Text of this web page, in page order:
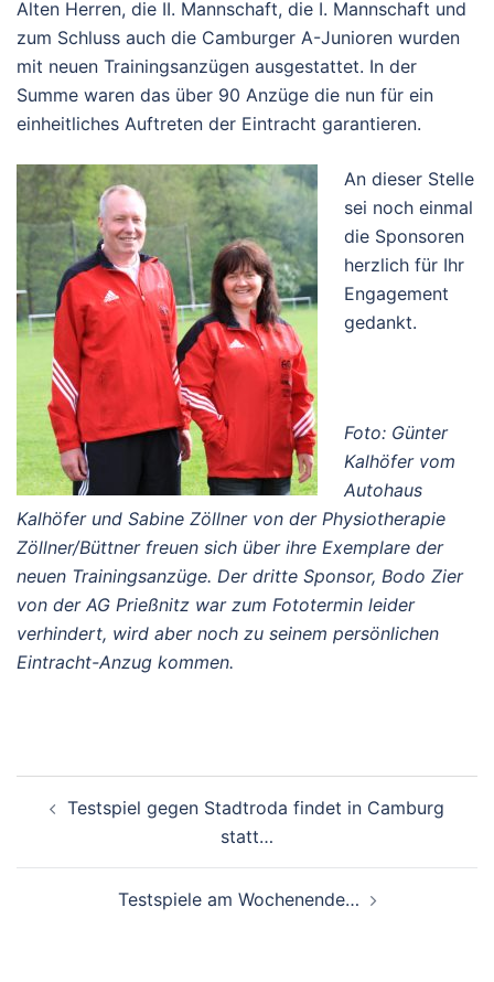
Alten Herren, die II. Mannschaft, die I. Mannschaft und
zum Schluss auch die Camburger A-Junioren wurden
mit neuen Trainingsanzügen ausgestattet. In der
Summe waren das über 90 Anzüge die nun für ein
einheitliches Auftreten der Eintracht garantieren.
An dieser Stelle
sei noch einmal
die Sponsoren
herzlich für Ihr
Engagement
gedankt.
Foto: Günter
Kalhöfer vom
Autohaus
Kalhöfer und Sabine Zöllner von der Physiotherapie
Zöllner/Büttner freuen sich über ihre Exemplare der
neuen Trainingsanzüge. Der dritte Sponsor, Bodo Zier
von der AG Prießnitz war zum Fototermin leider
verhindert, wird aber noch zu seinem persönlichen
Eintracht-Anzug kommen.
Testspiel gegen Stadtroda findet in Camburg
statt…
Testspiele am Wochenende…